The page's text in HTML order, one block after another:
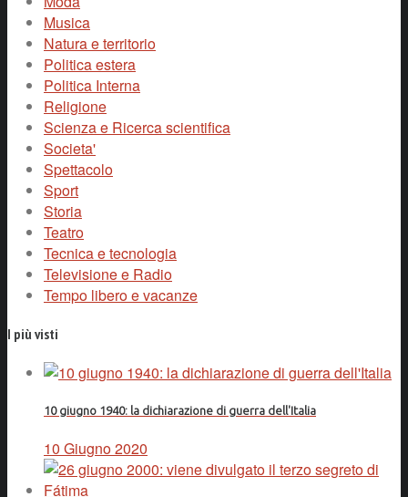
Musica
Natura e territorio
Politica estera
Politica Interna
Religione
Scienza e Ricerca scientifica
Societa'
Spettacolo
Sport
Storia
Teatro
Tecnica e tecnologia
Televisione e Radio
Tempo libero e vacanze
I più visti
10 giugno 1940: la dichiarazione di guerra dell'Italia
10 Giugno 2020